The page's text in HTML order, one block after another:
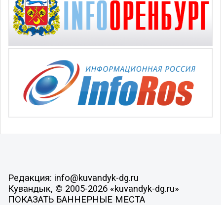
Редакция: info@kuvandyk-dg.ru
Кувандык, © 2005-2026 «kuvandyk-dg.ru»
ПОКАЗАТЬ БАННЕРНЫЕ МЕСТА